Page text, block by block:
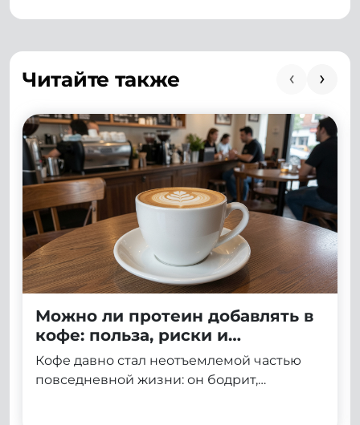
Читайте также
Можно ли протеин добавлять в
кофе: польза, риски и
правильные способы
приготовления
Кофе давно стал неотъемлемой частью
повседневной жизни: он бодрит,